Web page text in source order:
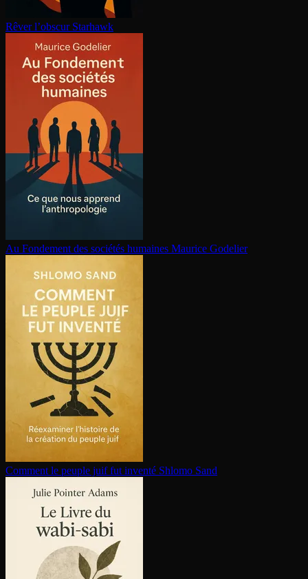
Rêver l’obscur Starhawk
Au Fondement des sociétés humaines Maurice Godelier
Comment le peuple juif fut inventé Shlomo Sand